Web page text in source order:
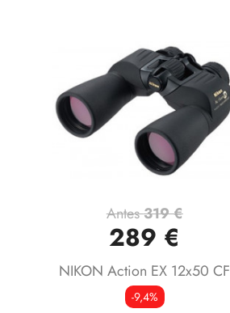
Vista rápida
Antes319 €
289 €
NIKON Action EX 12x50 CF
-9,4%